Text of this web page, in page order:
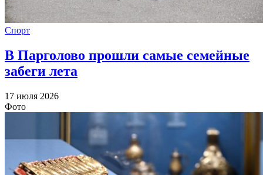
Спорт
В Парголово прошли самые семейные
забеги лета
17 июля 2026
Фото